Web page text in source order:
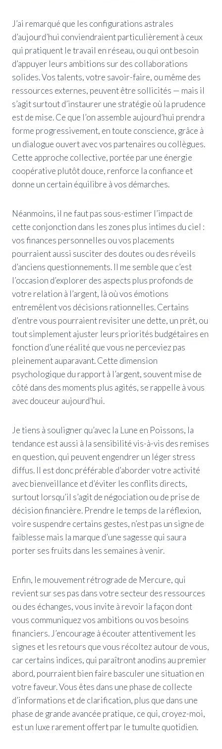
J’ai remarqué que les configurations astrales
d’aujourd’hui conviendraient particulièrement à ceux
qui pratiquent le travail en réseau, ou qui ont besoin
d’appuyer leurs ambitions sur des collaborations
solides. Vos talents, votre savoir-faire, ou même des
ressources externes, peuvent être sollicités — mais il
s’agit surtout d’instaurer une stratégie où la prudence
est de mise. Ce que l’on assemble aujourd’hui prendra
forme progressivement, en toute conscience, grâce à
un dialogue ouvert avec vos partenaires ou collègues.
Cette approche collective, portée par une énergie
coopérative plutôt douce, renforce la confiance et
donne un certain équilibre à vos démarches.
Néanmoins, il ne faut pas sous-estimer l’impact de
cette conjonction dans les zones plus intimes du ciel :
vos finances personnelles ou vos placements
pourraient aussi susciter des doutes ou des réveils
d’anciens questionnements. Il me semble que c’est
l’occasion d’explorer des aspects plus profonds de
votre relation à l’argent, là où vos émotions
entremêlent vos décisions rationnelles. Certains
d’entre vous pourraient revisiter une dette, un prêt, ou
tout simplement ajuster leurs priorités budgétaires en
fonction d’une réalité que vous ne perceviez pas
pleinement auparavant. Cette dimension
psychologique du rapport à l’argent, souvent mise de
côté dans des moments plus agités, se rappelle à vous
avec douceur aujourd’hui.
Je tiens à souligner qu’avec la Lune en Poissons, la
tendance est aussi à la sensibilité vis-à-vis des remises
en question, qui peuvent engendrer un léger stress
diffus. Il est donc préférable d’aborder votre activité
avec bienveillance et d’éviter les conflits directs,
surtout lorsqu’il s’agit de négociation ou de prise de
décision financière. Prendre le temps de la réflexion,
voire suspendre certains gestes, n’est pas un signe de
faiblesse mais la marque d’une sagesse qui saura
porter ses fruits dans les semaines à venir.
Enfin, le mouvement rétrograde de Mercure, qui
revient sur ses pas dans votre secteur des ressources
ou des échanges, vous invite à revoir la façon dont
vous communiquez vos ambitions ou vos besoins
financiers. J’encourage à écouter attentivement les
signes et les retours que vous récoltez autour de vous,
car certains indices, qui paraîtront anodins au premier
abord, pourraient bien faire basculer une situation en
votre faveur. Vous êtes dans une phase de collecte
d’informations et de clarification, plus que dans une
phase de grande avancée pratique, ce qui, croyez-moi,
est un luxe rarement offert par le tumulte quotidien.